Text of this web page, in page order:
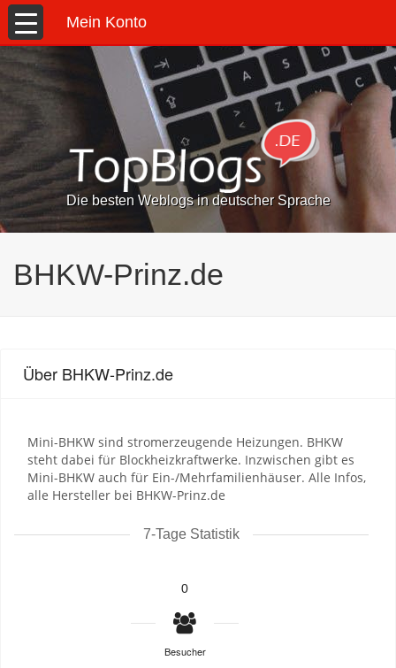
Mein Konto
Die besten Weblogs in deutscher Sprache
BHKW-Prinz.de
Über BHKW-Prinz.de
Mini-BHKW sind stromerzeugende Heizungen. BHKW
steht dabei für Blockheizkraftwerke. Inzwischen gibt es
Mini-BHKW auch für Ein-/Mehrfamilienhäuser. Alle Infos,
alle Hersteller bei BHKW-Prinz.de
7-Tage Statistik
0
Besucher